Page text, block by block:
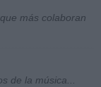
más colaboran
de la música...